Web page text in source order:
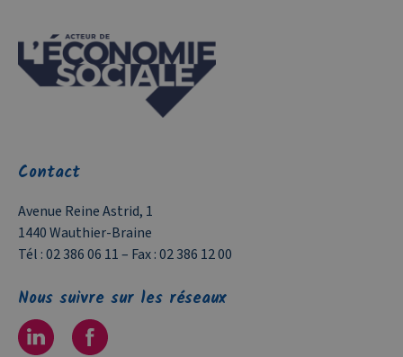
Contact
Avenue Reine Astrid, 1
1440 Wauthier-Braine
Tél :02 386 06 11– Fax :02 386 12 00
Nous suivre sur les réseaux